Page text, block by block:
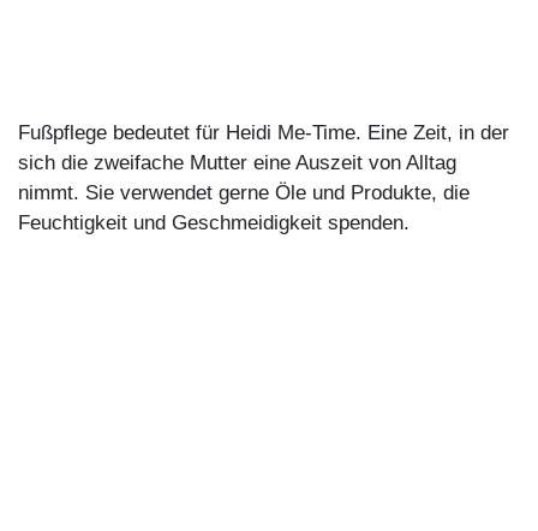
Fußpflege bedeutet für Heidi Me-Time. Eine Zeit, in der
sich die zweifache Mutter eine Auszeit von Alltag
nimmt. Sie verwendet gerne Öle und Produkte, die
Feuchtigkeit und Geschmeidigkeit spenden.